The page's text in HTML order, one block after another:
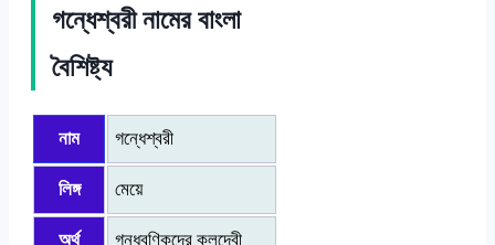
গন্ধেশ্বরী নামের বাংলা
বৈশিষ্ট্য
নাম গন্ধেশ্বরী
লিঙ্গ মেয়ে
অর্থ গন্ধবণিকদের কুলদেবী